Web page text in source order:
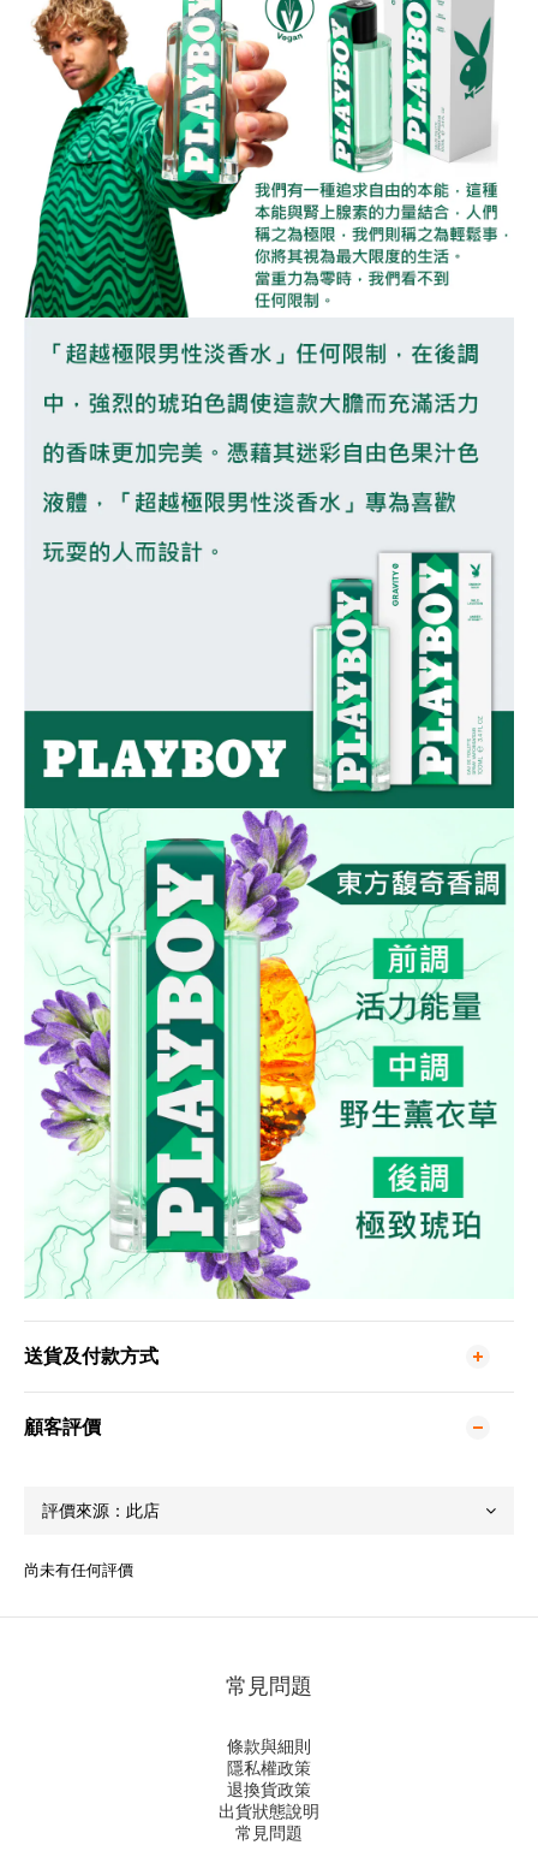
送貨及付款方式
顧客評價
尚未有任何評價
常見問題
條款與細則
隱私權政策
退換貨政策
出貨狀態說明
常見問題